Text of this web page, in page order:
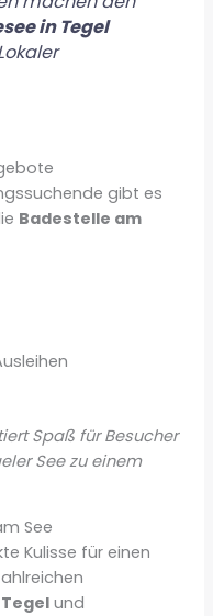
in Tegel
gibt es
Badestelle am
Spaß für Besucher
See zu einem
See
Kulisse für einen
und